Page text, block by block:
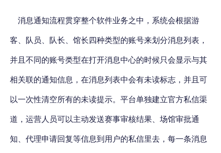
消息通知流程贯穿整个软件业务之中，系统会根据游
客、队员、队长、馆长四种类型的账号来划分消息列表，
并且不同的账号类型在打开消息中心的时候只会显示与其
相关联的通知信息，在消息列表中会有未读标志，并且可
以一次性清空所有的未读提示。平台单独建立官方私信渠
道，运营人员可以主动发送赛事审核结果、场馆审批通
知、代理申请回复等信息到用户的私信里去，每一条消息